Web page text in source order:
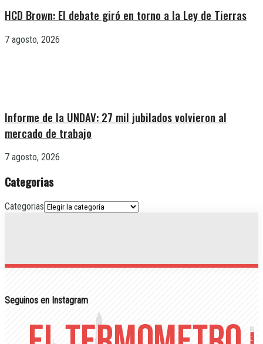
HCD Brown: El debate giró en torno a la Ley de Tierras
7 agosto, 2026
Informe de la UNDAV: 27 mil jubilados volvieron al
mercado de trabajo
7 agosto, 2026
Categorias
Categorias
Seguinos en Instagram